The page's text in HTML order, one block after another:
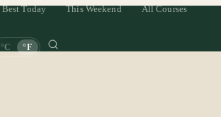
Best Today This Weekend All Courses
°C °F